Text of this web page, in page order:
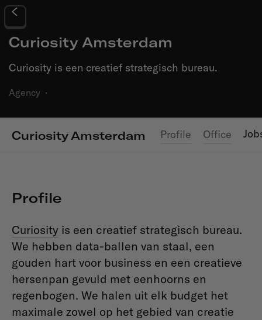
Curiosity Amsterdam
Curiosity is een creatief strategisch bureau.
Agency ·
Curiosity Amsterdam Profile Office
Profile
Curiosity is een creatief strategisch bureau.
We hebben data-ballen van staal, een
gouden hart voor business en een creatieve
hersenpan gevuld met eenhoorns en
regenbogen. We halen uit elk budget het
maximale zowel op het gebied van creatie